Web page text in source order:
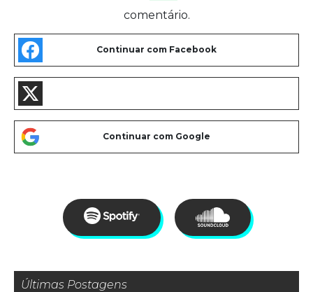
comentário.
Últimas Postagens